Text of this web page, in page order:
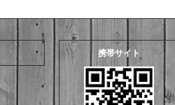
携帯サイト